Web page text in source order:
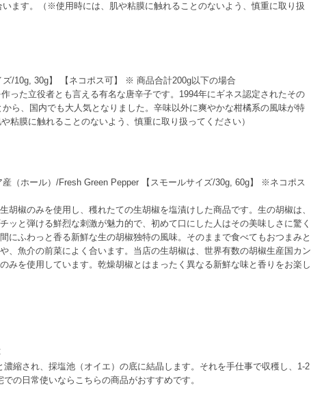
ます。（※使用時には、肌や粘膜に触れることのないよう、慎重に取り扱
/10g, 30g】 【ネコポス可】 ※ 商品合計200g以下の場合
った立役者とも言える有名な唐辛子です。1994年にギネス認定されたその
ら、国内でも大人気となりました。辛味以外に爽やかな柑橘系の風味が特
膜に触れることのないよう、慎重に取り扱ってください）
（ホール）/Fresh Green Pepper 【スモールサイズ/30g, 60g】 ※ネコポス
胡椒のみを使用し、穫れたての生胡椒を塩漬けした商品です。生の胡椒は、
ッと弾ける鮮烈な刺激が魅力的で、初めて口にした人はその美味しさに驚く
にふわっと香る新鮮な生の胡椒独特の風味。そのままで食べてもおつまみと
、魚介の前菜によく合います。当店の生胡椒は、世界有数の胡椒生産国カン
みを使用しています。乾燥胡椒とはまったく異なる新鮮な味と香りをお楽し
縮され、採塩池（オイエ）の底に結晶します。それを手仕事で収穫し、1-2
の日常使いならこちらの商品がおすすめです。